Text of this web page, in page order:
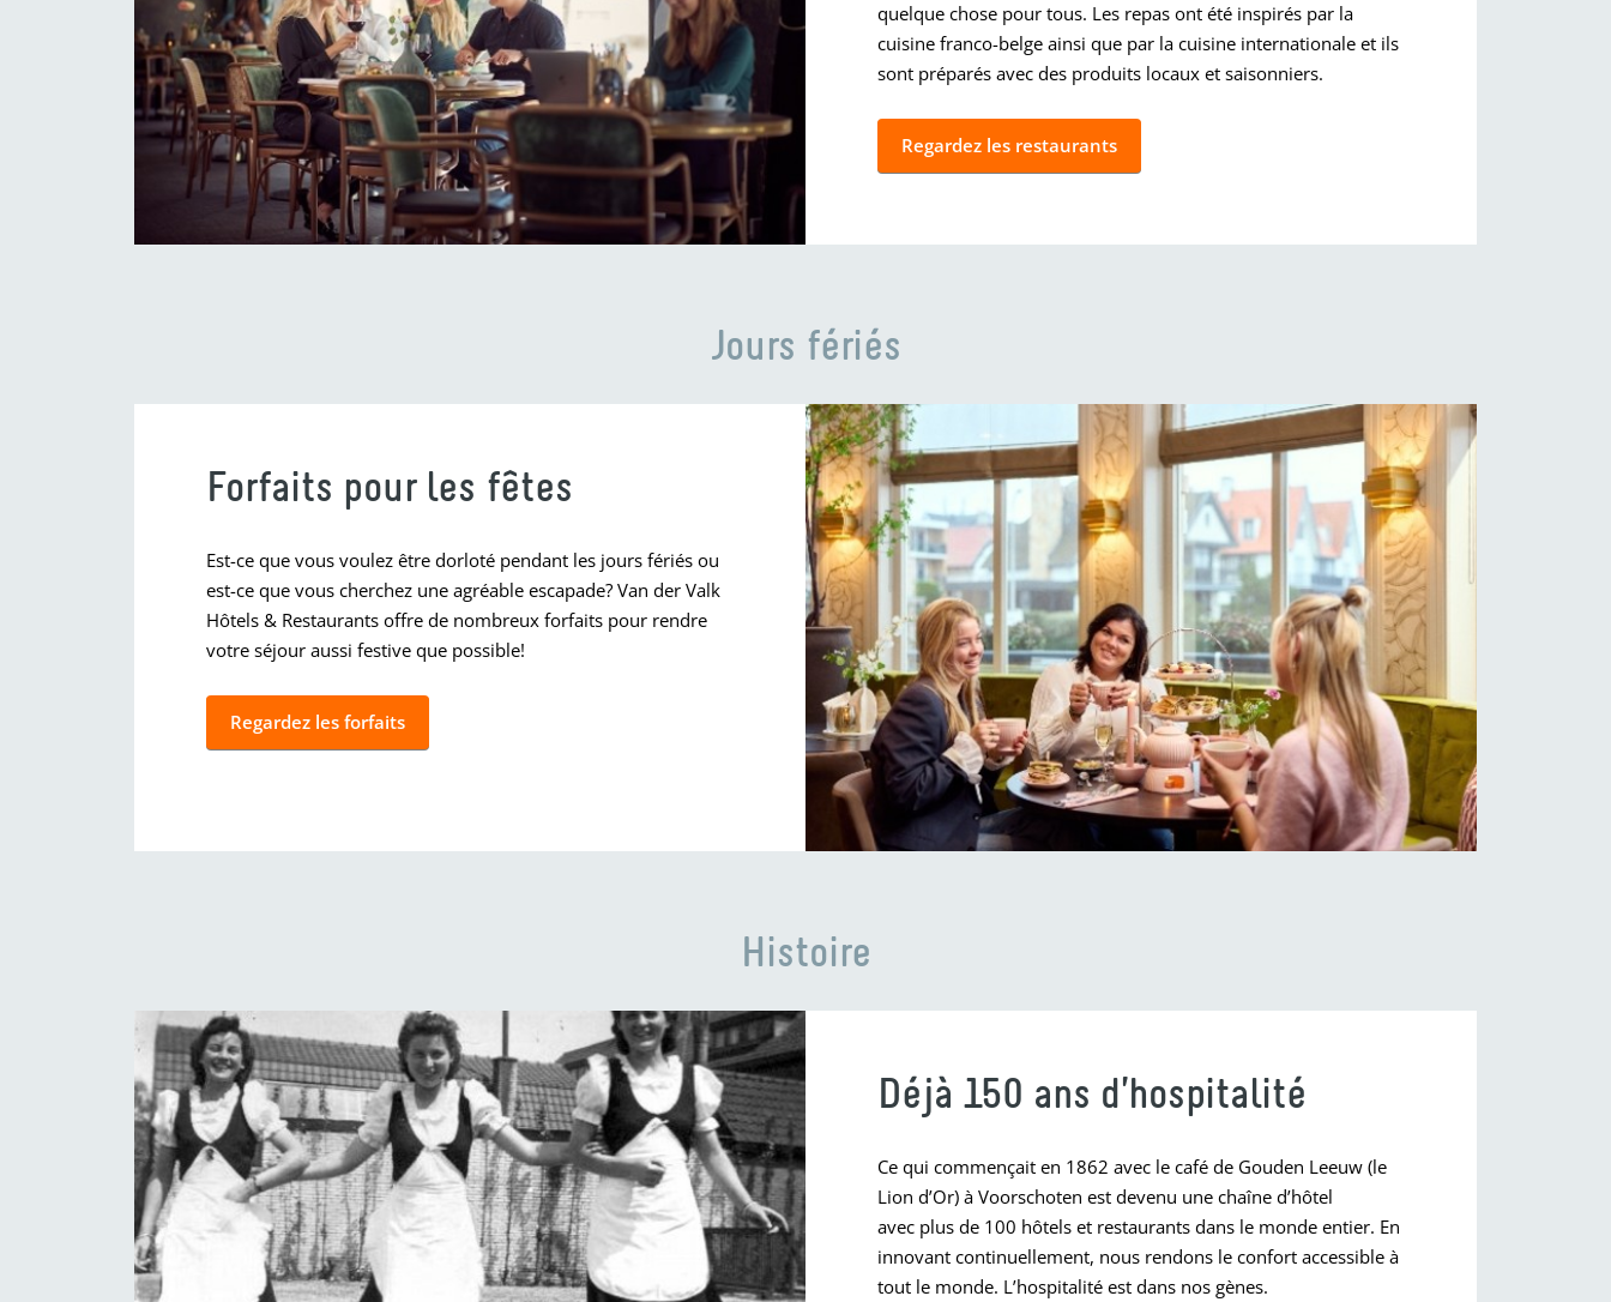
quelque chose pour tous. Les repas ont été inspirés par la
cuisine franco-belge ainsi que par la cuisine internationale et ils
sont préparés avec des produits locaux et saisonniers.
Regardez les restaurants
Jours fériés
Forfaits pour les fêtes
Est-ce que vous voulez être dorloté pendant les jours fériés ou
est-ce que vous cherchez une agréable escapade? Van der Valk
Hôtels & Restaurants offre de nombreux forfaits pour rendre
votre séjour aussi festive que possible!
Regardez les forfaits
Histoire
Déjà 150 ans d’hospitalité
Ce qui commençait en 1862 avec le café de Gouden Leeuw (le
Lion d’Or) à Voorschoten est devenu une chaîne d’hôtel
avec plus de 100 hôtels et restaurants dans le monde entier. En
innovant continuellement, nous rendons le confort accessible à
tout le monde. L’hospitalité est dans nos gènes.